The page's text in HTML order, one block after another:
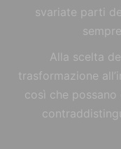
svariate parti
Alla scelta
trasformazione
così che